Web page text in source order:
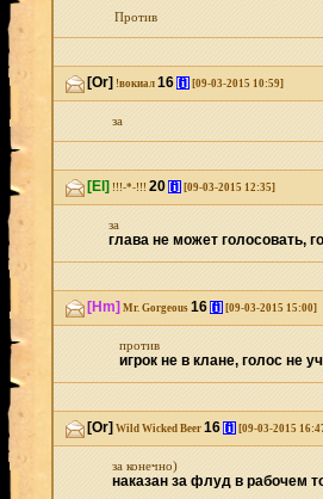
Против
[Or] !вокиал 16 [i] [09-03-2015 10:59]
за
[El] !!!-*-!!! 20 [i] [09-03-2015 12:35]
за
глава не может голосовать,
[Hm] Mr. Gorgeous 16 [i] [09-03-2015 15:00]
против
игрок не в клане, голос не
[Or] Wild Wicked Beer 16 [i] [09-03-2015
за конечно)
наказан за флуд в рабочем